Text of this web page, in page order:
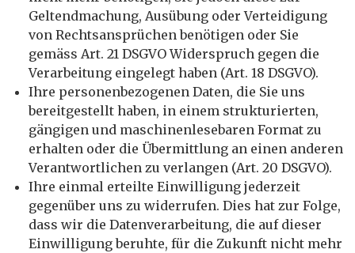
Geltendmachung, Ausübung oder Verteidigung
von Rechtsansprüchen benötigen oder Sie
gemäss Art. 21 DSGVO Widerspruch gegen die
Verarbeitung eingelegt haben (Art. 18 DSGVO).
Ihre personenbezogenen Daten, die Sie uns
bereitgestellt haben, in einem strukturierten,
gängigen und maschinenlesebaren Format zu
erhalten oder die Übermittlung an einen anderen
Verantwortlichen zu verlangen (Art. 20 DSGVO).
Ihre einmal erteilte Einwilligung jederzeit
gegenüber uns zu widerrufen. Dies hat zur Folge,
dass wir die Datenverarbeitung, die auf dieser
Einwilligung beruhte, für die Zukunft nicht mehr